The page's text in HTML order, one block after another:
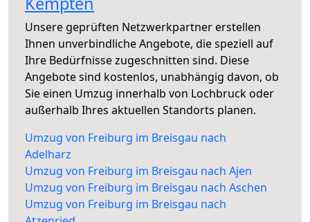
Unsere geprüften Netzwerkpartner erstellen
Ihnen unverbindliche Angebote, die speziell auf
Ihre Bedürfnisse zugeschnitten sind. Diese
Angebote sind kostenlos, unabhängig davon, ob
Sie einen Umzug innerhalb von Lochbruck oder
außerhalb Ihres aktuellen Standorts planen.
Umzug von Freiburg im Breisgau nach
Adelharz
Umzug von Freiburg im Breisgau nach Ajen
Umzug von Freiburg im Breisgau nach Aschen
Umzug von Freiburg im Breisgau nach